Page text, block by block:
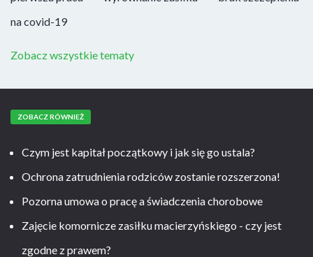
na covid-19
Zobacz wszystkie tematy
ZOBACZ RÓWNIEŻ
Czym jest kapitał początkowy i jak się go ustala?
Ochrona zatrudnienia rodziców zostanie rozszerzona!
Pozorna umowa o pracę a świadczenia chorobowe
Zajęcie komornicze zasiłku macierzyńskiego - czy jest
zgodne z prawem?